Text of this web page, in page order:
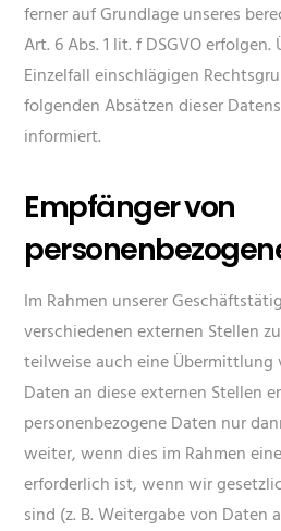
ferner auf Grundlage unseres
Art. 6 Abs. 1 lit. f DSGVO
Einzelfall einschlägigen
folgenden Absätzen dieser
informiert.
Empfänger von
Im Rahmen unserer
verschiedenen externen Stellen
teilweise auch eine Übermittlung
Daten an diese externen Stellen
personenbezogene Daten nur
weiter, wenn dies im Rahmen
erforderlich ist, wenn wir
sind (z. B. Weitergabe von Daten